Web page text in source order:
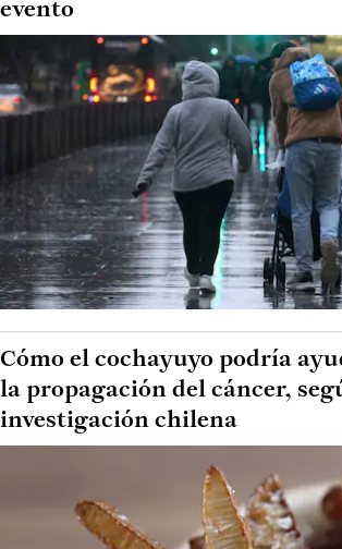
evento
Cómo el cochayuyo podría
la propagación del cáncer,
investigación chilena